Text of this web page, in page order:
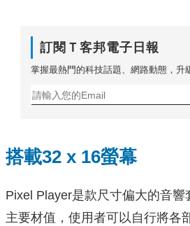
訂閱Ｔ客邦電子日報
掌握最熱門的科技話題、網路動態，升
搭載32 x 16螢幕
Pixel Player是款尺寸偏大的音響
主要材值，使用者可以自行將各